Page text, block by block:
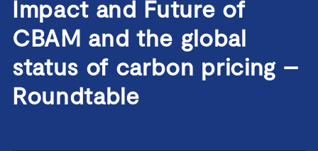
Impact and Future of
CBAM and the global
status of carbon pricing –
Roundtable